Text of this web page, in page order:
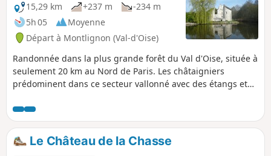
15,29 km
+237 m
-234 m
5h 05
Moyenne
Départ à Montlignon (Val-d'Oise)
Randonnée dans la plus grande forêt du Val d'Oise, située à
seulement 20 km au Nord de Paris. Les châtaigniers
prédominent dans ce secteur vallonné avec des étangs et
permet de découvrir quelques éléments intéressants du
patrimoine local.
Le Château de la Chasse